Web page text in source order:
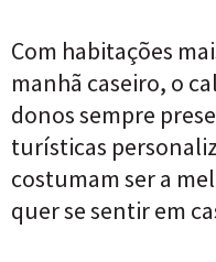
Com habitações
manhã caseiro, o
donos sempre
turísticas
costumam ser a
quer se sentir em